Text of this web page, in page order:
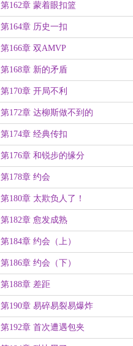
第162章 蒙着眼扣篮
第164章 历史一扣
第166章 双AMVP
第168章 新的矛盾
第170章 开局不利
第172章 达柳斯做不到的
第174章 经典传扣
第176章 和锐步的缘分
第178章 约会
第180章 太欺负人了！
第182章 愈发成熟
第184章 约会（上）
第186章 约会（下）
第188章 差距
第190章 易碎易裂易爆炸
第192章 首次遭遇包夹